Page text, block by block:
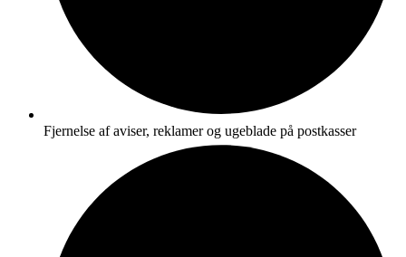
Fjernelse af aviser, reklamer og ugeblade på postkasser